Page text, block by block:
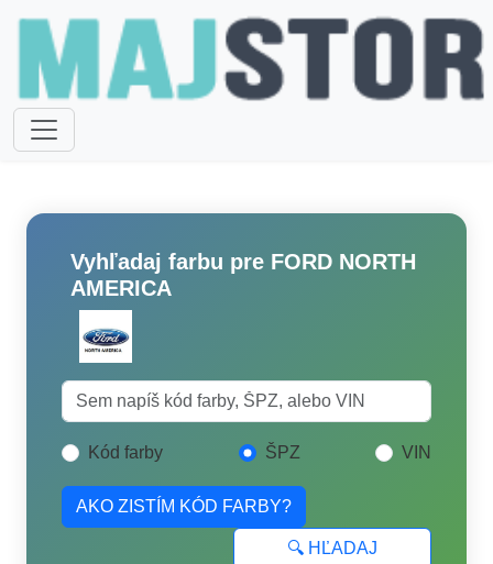
Vyhľadaj farbu pre FORD NORTH
AMERICA
Kód farby ŠPZ VIN
AKO ZISTÍM KÓD FARBY?
🔍 HĽADAJ